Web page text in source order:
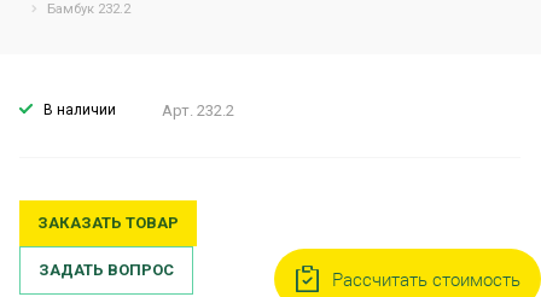
Бамбук 232.2
В наличии Арт. 232.2
ЗАКАЗАТЬ ТОВАР
ЗАДАТЬ ВОПРОС Рассчитать стоимость